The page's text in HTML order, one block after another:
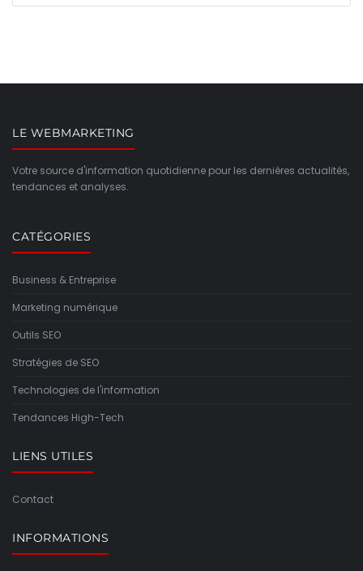
LE WEBMARKETING
Votre source d'information quotidienne pour les dernières actualités,
tendances et analyses.
CATÉGORIES
Business & Entreprise
Marketing numérique
Outils SEO
Stratégies de SEO
Technologies de l'information
Tendances High-Tech
LIENS UTILES
Contact
INFORMATIONS